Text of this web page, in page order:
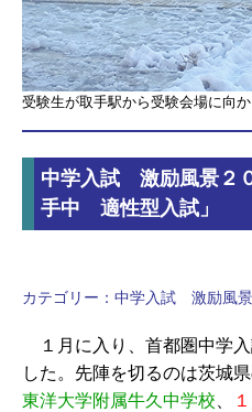
受験生が取手駅から受験会場に向か
中学入試 激励風景２
手中 適性型入試」
カテゴリー： 中学入試 激励風
１月に入り、首都圏中学
した。先陣を切るのは茨城
東洋大学附属牛久中学校